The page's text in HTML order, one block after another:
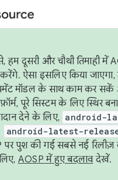
दूसरी और चौथी तिमाही में
ऐसा इसलिए किया
मॉडल के साथ काम कर सकें
पूरे सिस्टम के लिए स्थिर
देने के लिए, android-
android-latest-
पर पुश की गई सबसे नई रिलीज़
AOSP में हुए बदलावदेखें.